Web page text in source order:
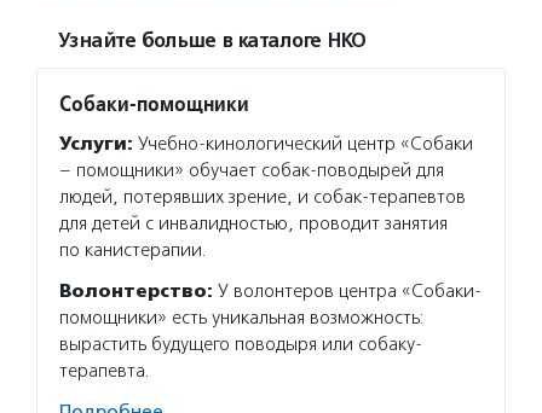
Узнайте больше в каталоге НКО
Собаки-помощники
Услуги: Учебно-кинологический центр «Собаки
– помощники» обучает собак-поводырей для
людей, потерявших зрение, и собак-терапевтов
для детей с инвалидностью, проводит занятия
по канистерапии.
Волонтерство: У волонтеров центра «Собаки-
помощники» есть уникальная возможность:
вырастить будущего поводыря или собаку-
терапевта.